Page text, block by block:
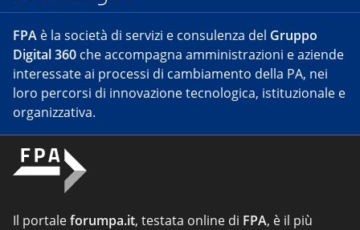
FPA è la società di servizi e consulenza del Gruppo
Digital 360 che accompagna amministrazioni e aziende
interessate ai processi di cambiamento della PA, nei
loro percorsi di innovazione tecnologica, istituzionale e
organizzativa.
Il portaleforumpa.it, testata online di FPA, è il più